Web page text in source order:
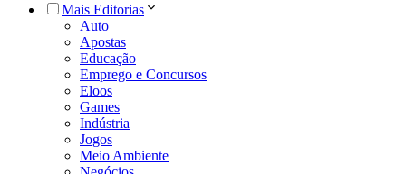
Mais Editorias
Auto
Apostas
Educação
Emprego e Concursos
Eloos
Games
Indústria
Jogos
Meio Ambiente